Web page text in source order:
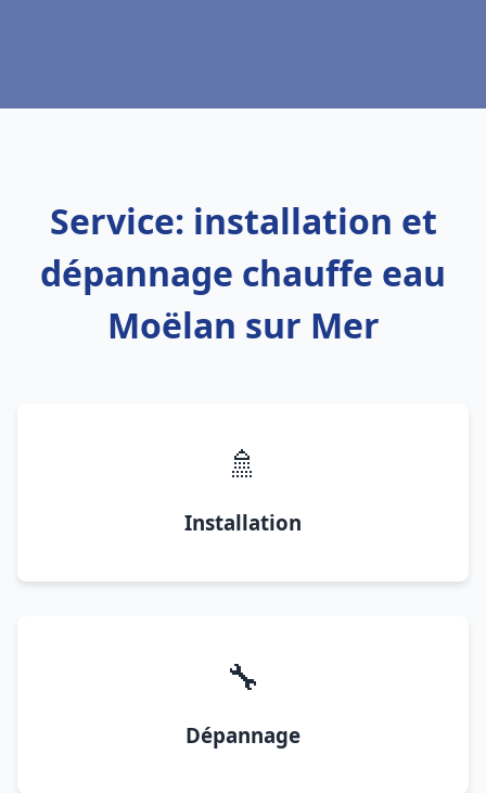
Service: installation et
dépannage chauffe eau
Moëlan sur Mer
🚿
Installation
🔧
Dépannage